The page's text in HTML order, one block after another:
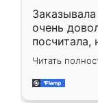
очень
посчитала,
Замерщик
делу со
за день,
Читать